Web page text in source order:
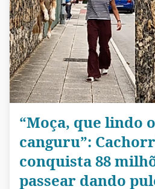
“Moça, que lindo
canguru”:
conquista 88
passear dando